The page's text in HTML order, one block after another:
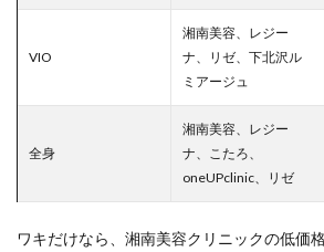
VIO
湘南美容、レジー
ナ、リゼ、下北沢ル
ミアージュ
全身
湘南美容、レジー
ナ、こたろ、
oneUPclinic、リゼ
ワキだけなら、湘南美容クリニックの低価